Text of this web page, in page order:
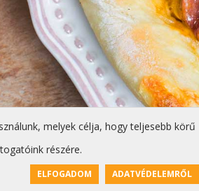
melyek célja, hogy teljesebb körű
részére.
ELFOGADOM ADATVÉDELEMRŐL